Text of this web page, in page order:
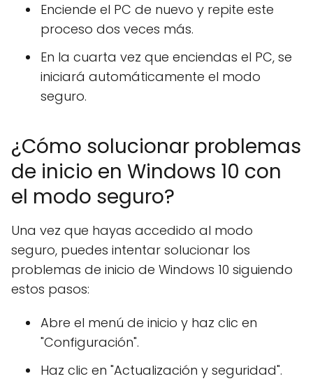
Enciende el PC de nuevo y repite este
proceso dos veces más.
En la cuarta vez que enciendas el PC, se
iniciará automáticamente el modo
seguro.
¿Cómo solucionar problemas
de inicio en Windows 10 con
el modo seguro?
Una vez que hayas accedido al modo
seguro, puedes intentar solucionar los
problemas de inicio de Windows 10 siguiendo
estos pasos:
Abre el menú de inicio y haz clic en
"Configuración".
Haz clic en "Actualización y seguridad".